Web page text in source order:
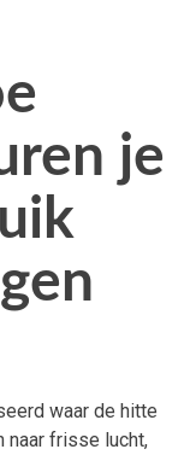
je
waar de hitte
naar frisse lucht,